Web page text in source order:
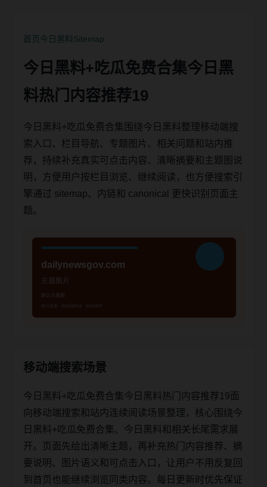
首页今日黑料Sitemap
今日黑料+吃瓜免费合集今日黑
料热门内容推荐19
今日黑料+吃瓜免费合集围绕今日黑料整理移动端搜
索入口、栏目导航、专题图片、相关问题和站内推
荐，持续补充真实可点击内容、清晰摘要和主题图说
明，方便用户按栏目浏览、继续阅读，也方便搜索引
擎通过 sitemap、内链和 canonical 更快识别页面主
题。
移动端搜索场景
今日黑料+吃瓜免费合集今日黑料热门内容推荐19面
向移动端搜索和站内连续阅读场景整理，核心围绕今
日黑料+吃瓜免费合集、今日黑料和相关长尾需求展
开。页面先给出清晰主题，再补充热门内容推荐、摘
要说明、图片语义和可点击入口，让用户不用反复回
到首页也能继续浏览同类内容。每日更新时优先保证